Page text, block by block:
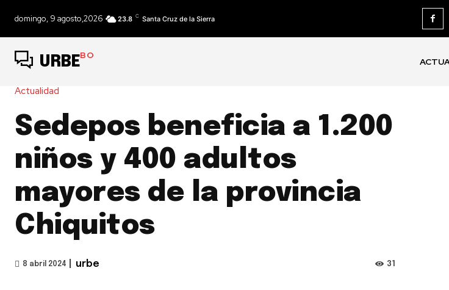
domingo, 9 agosto,2026 23.8 C Santa Cruz de la Sierra
URBEBO
Actualidad
Sedepos beneficia a 1.200
niños y 400 adultos
mayores de la provincia
Chiquitos
8 abril 2024 urbe 31